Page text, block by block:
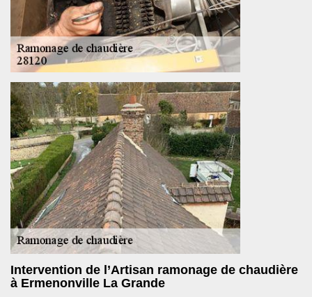
Intervention de l’Artisan ramonage de chaudière
à Ermenonville La Grande